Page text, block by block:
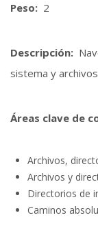
Peso: 2
Descripción:
sistema y
Áreas clave de
Archivos,
Archivos y
Directorios de
Caminos